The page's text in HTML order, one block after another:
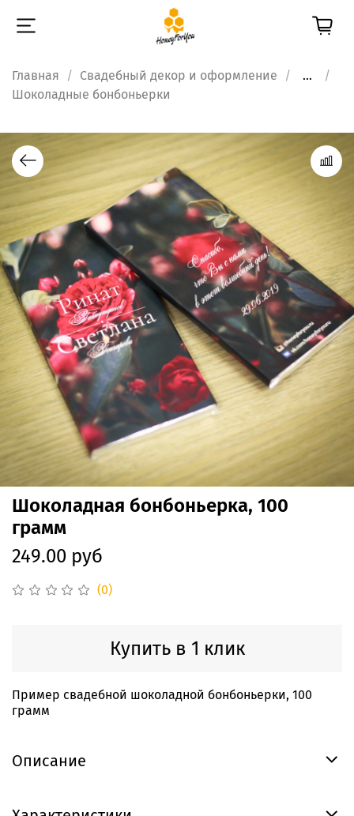
Главная Свадебный декор и оформление
...
Шоколадные бонбоньерки
(0)
Шоколадная бонбоньерка, 100
грамм
249.00 руб
Купить в 1 клик
Пример свадебной шоколадной бонбоньерки, 100
грамм
Описание